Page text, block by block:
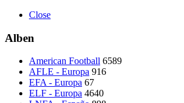
Close
Alben
American Football 6589
AFLE - Europa 916
EFA - Europa 67
ELF - Europa 4640